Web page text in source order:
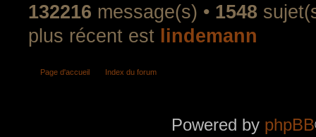
132216 message(s) • 1548
plus récent est lindemann
Page d'accueil Index du forum
Powered by phpBB